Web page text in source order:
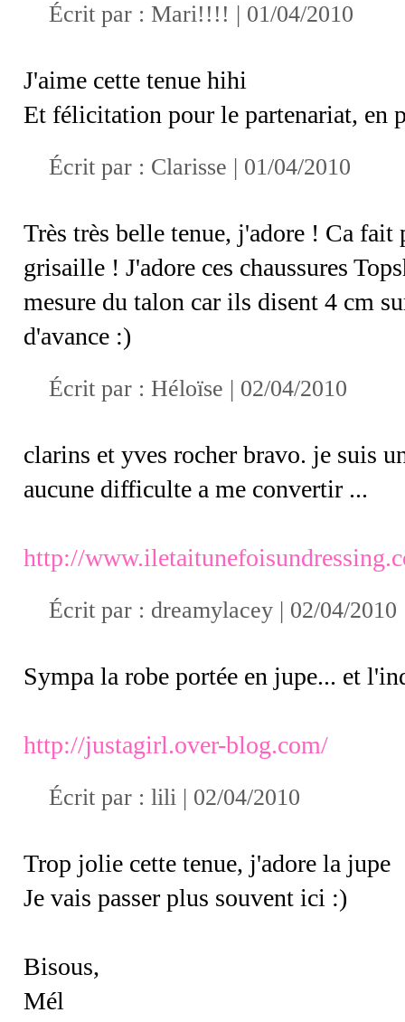
Écrit par : Mari!!!! | 01/04/2010
J'aime cette tenue hihi
Et félicitation pour le partenariat, en
Écrit par : Clarisse | 01/04/2010
Très très belle tenue, j'adore ! Ca
grisaille ! J'adore ces chaussures
mesure du talon car ils disent 4 cm
d'avance :)
Écrit par : Héloïse | 02/04/2010
clarins et yves rocher bravo. je suis
aucune difficulte a me convertir ...
http://
Écrit par : dreamylacey | 02/04/2010
Sympa la robe portée en jupe... et
http://justagirl.over-blog.com/
Écrit par : lili | 02/04/2010
Trop jolie cette tenue, j'adore la jupe
Je vais passer plus souvent ici :)
Bisous,
Mél